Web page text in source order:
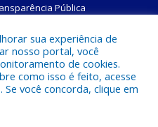
Pública
a Prefeitura Municipal de
Barata.
sua experiência de
nosso portal, você
de cookies.
como isso é feito, acesse
Se você concorda, clique em